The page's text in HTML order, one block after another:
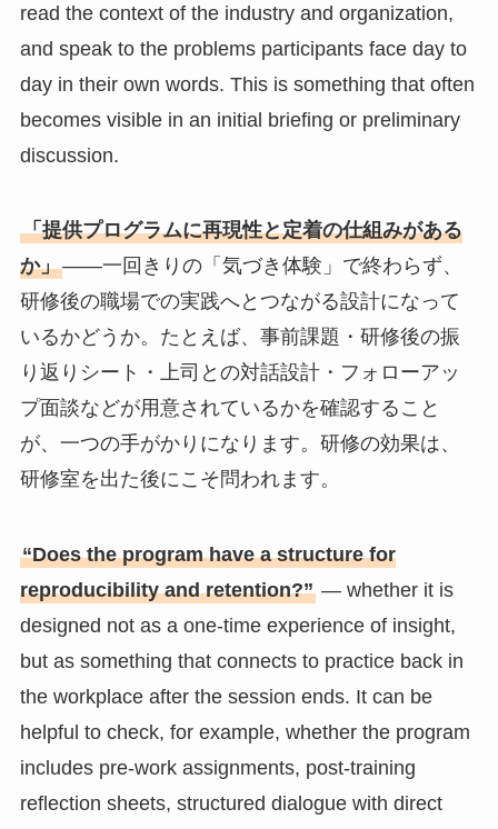
read the context of the industry and organization,
and speak to the problems participants face day to
day in their own words. This is something that often
becomes visible in an initial briefing or preliminary
discussion.
「提供プログラムに再現性と定着の仕組みがある
か」——一回きりの「気づき体験」で終わらず、
研修後の職場での実践へとつながる設計になって
いるかどうか。たとえば、事前課題・研修後の振
り返りシート・上司との対話設計・フォローアッ
プ面談などが用意されているかを確認すること
が、一つの手がかりになります。研修の効果は、
研修室を出た後にこそ問われます。
“Does the program have a structure for
reproducibility and retention?”— whether it is
designed not as a one-time experience of insight,
but as something that connects to practice back in
the workplace after the session ends. It can be
helpful to check, for example, whether the program
includes pre-work assignments, post-training
reflection sheets, structured dialogue with direct